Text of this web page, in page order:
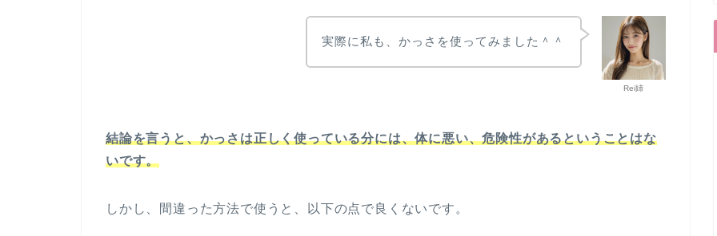
Rei姉
実際に私も、かっさを使ってみました＾＾
結論を言うと、かっさは正しく使っている分には、体に悪い、危険性があるということはな
いです。
しかし、間違った方法で使うと、以下の点で良くないです。